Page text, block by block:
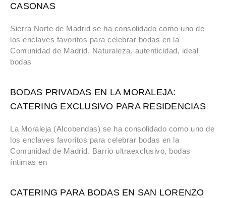
CASONAS
Sierra Norte de Madrid se ha consolidado como uno de
los enclaves favoritos para celebrar bodas en la
Comunidad de Madrid. Naturaleza, autenticidad, ideal
bodas
BODAS PRIVADAS EN LA MORALEJA:
CATERING EXCLUSIVO PARA RESIDENCIAS
La Moraleja (Alcobendas) se ha consolidado como uno de
los enclaves favoritos para celebrar bodas en la
Comunidad de Madrid. Barrio ultraexclusivo, bodas
íntimas en
CATERING PARA BODAS EN SAN LORENZO